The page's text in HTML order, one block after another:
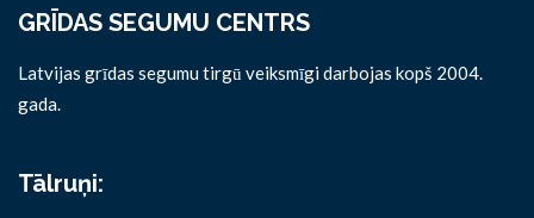
GRĪDAS SEGUMU CENTRS
Latvijas grīdas segumu tirgū veiksmīgi darbojas kopš 2004.
gada.
Tālruņi: